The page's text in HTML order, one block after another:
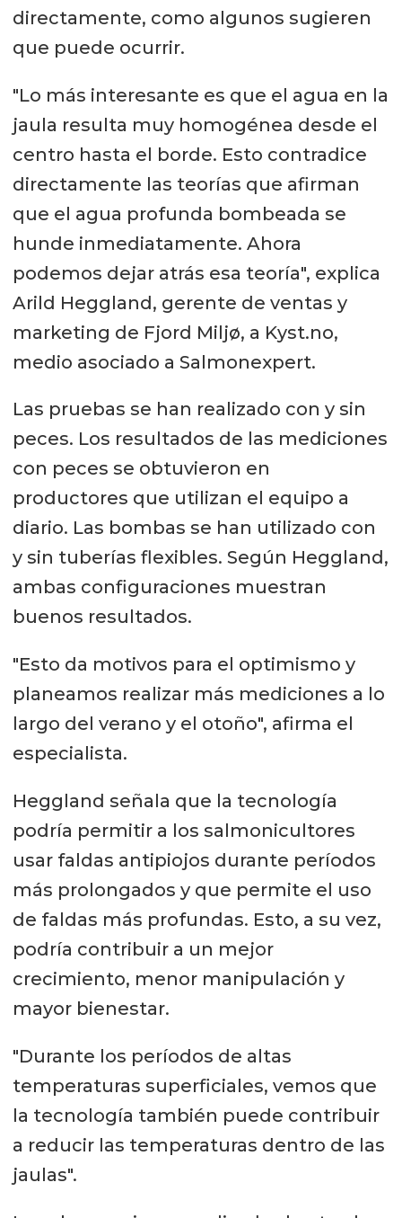
directamente, como algunos sugieren
que puede ocurrir.
"Lo más interesante es que el agua en la
jaula resulta muy homogénea desde el
centro hasta el borde. Esto contradice
directamente las teorías que afirman
que el agua profunda bombeada se
hunde inmediatamente. Ahora
podemos dejar atrás esa teoría", explica
Arild Heggland, gerente de ventas y
marketing de Fjord Miljø, a Kyst.no,
medio asociado a Salmonexpert.
Las pruebas se han realizado con y sin
peces. Los resultados de las mediciones
con peces se obtuvieron en
productores que utilizan el equipo a
diario. Las bombas se han utilizado con
y sin tuberías flexibles. Según Heggland,
ambas configuraciones muestran
buenos resultados.
"Esto da motivos para el optimismo y
planeamos realizar más mediciones a lo
largo del verano y el otoño", afirma el
especialista.
Heggland señala que la tecnología
podría permitir a los salmonicultores
usar faldas antipiojos durante períodos
más prolongados y que permite el uso
de faldas más profundas. Esto, a su vez,
podría contribuir a un mejor
crecimiento, menor manipulación y
mayor bienestar.
"Durante los períodos de altas
temperaturas superficiales, vemos que
la tecnología también puede contribuir
a reducir las temperaturas dentro de las
jaulas".